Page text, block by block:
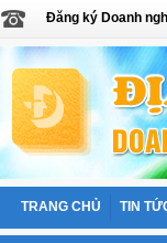
Đăng ký Doanh
TRANG CHỦ TIN